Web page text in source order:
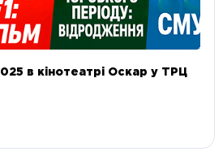
в кінотеатрі Оскар у ТРЦ